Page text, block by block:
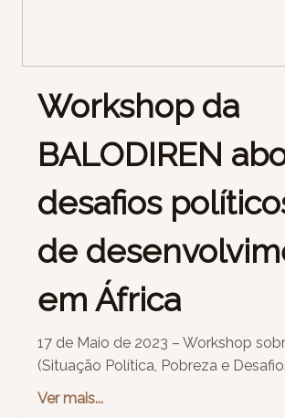
Workshop da
BALODIREN
desafios
de
em África
17 de Maio de 2023 – Workshop
(Situação Política, Pobreza e
Ver mais...